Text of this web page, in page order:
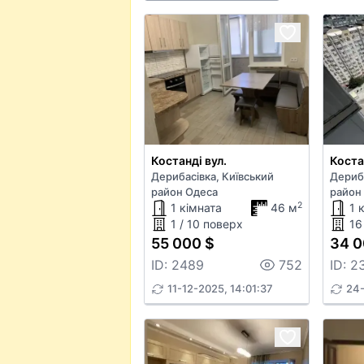
Костанді вул.
Дерибасівка, Київський
район Одеса
1 кімната 46 м2
1 / 10 поверх
55 000 $
ID: 2489 752
11-12-2025, 14:01:37
1
34
ID: